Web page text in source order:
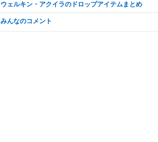
ウェルキン・アクイラのドロップアイテムまとめ
みんなのコメント